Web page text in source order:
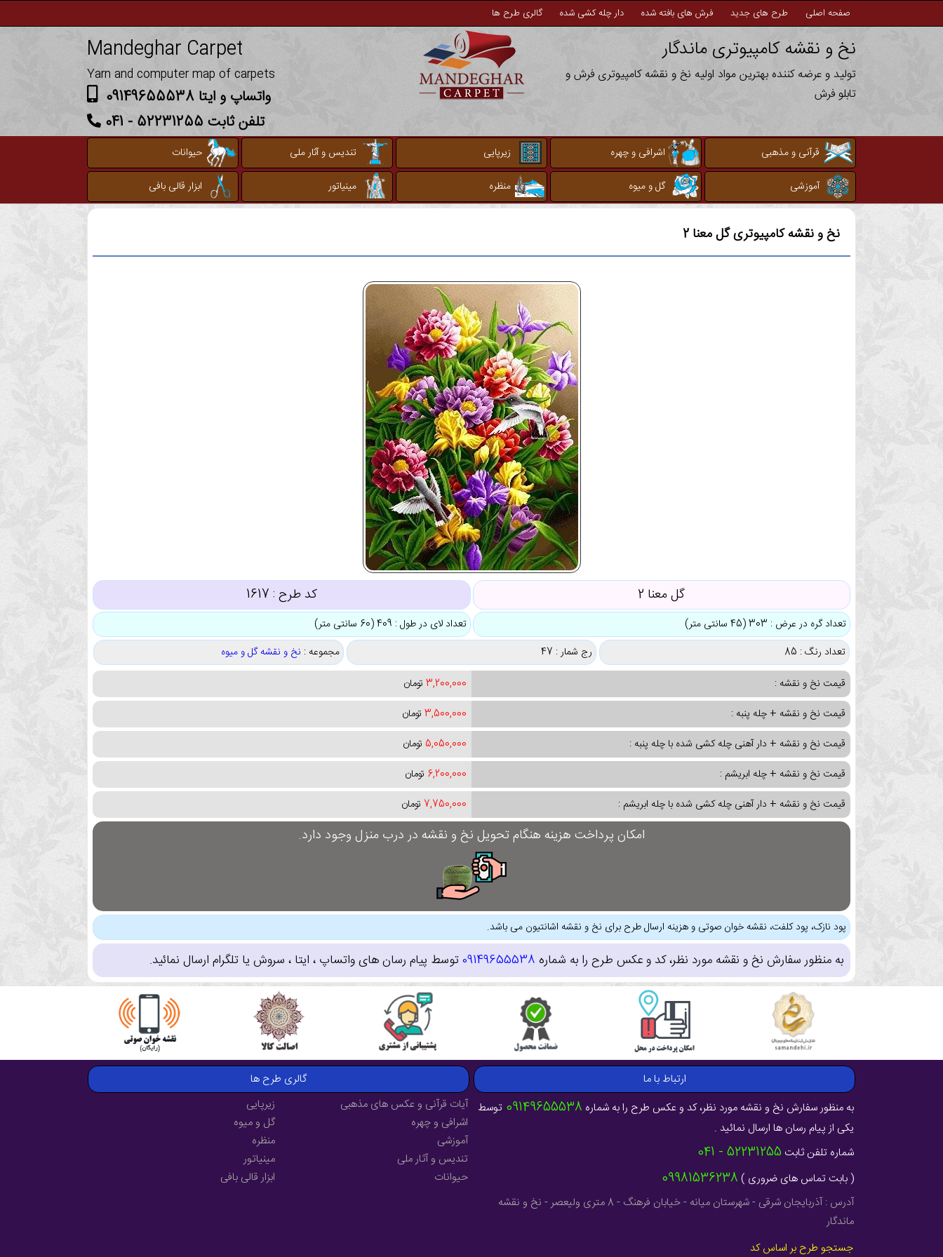
صفحه اصلی طرح های جدید فرش های بافته شده دار چله کشی شده گالری طرح ها
نخ و نقشه کامپیوتری ماندگار
تولید و عرضه کننده بهترین مواد اولیه نخ و نقشه کامپیوتری فرش و
تابلو فرش
Mandeghar Carpet
Yarn and computer map of carpets
واتساپ و ایتا 09149655538
تلفن ثابت 52231255 - 041
قرآنی و مذهبی اشرافی و چهره زیرپایی تندیس و آثار ملی
حیوانات
آموزشی
گل و میوه منظره مینیاتور ابزار قالی بافی
نخ و نقشه کامپیوتریگل معنا 2
گل معنا 2 کد طرح : 1617
تعداد گره در عرض : 303 (45 سانتی متر)
تعداد لای در طول : 409 (60 سانتی متر)
تعداد رنگ : 85
رج شمار : 47 مجموعه : نخ و نقشه گل و میوه
قیمت نخ و نقشه :
3,200,000 تومان
قیمت نخ و نقشه + چله پنبه :
3,500,000 تومان
قیمت نخ و نقشه + دار آهنی چله کشی شده با چله پنبه :
5,050,000 تومان
قیمت نخ و نقشه + چله ابریشم :
6,200,000 تومان
قیمت نخ و نقشه + دار آهنی چله کشی شده با چله ابریشم :
7,750,000 تومان
امکان پرداخت هزینه هنگام تحویل نخ و نقشه در درب منزل وجود دارد.
پود نازک، پود کلفت، نقشه خوان صوتی و هزینه ارسال طرح برای نخ و نقشه اشانتیون می باشد.
به منظور سفارش نخ و نقشه مورد نظر، کد و عکس طرح را به شماره 09149655538توسط پیام رسان های واتساپ ، ایتا ، سروش یا تلگرام ارسال نمائید.
ارتباط با ما
به منظور سفارش نخ و نقشه مورد نظر، کد و عکس طرح را به شماره 09149655538 توسط
یکی از پیام رسان ها ارسال نمائید .
شماره تلفن ثابت 52231255 - 041
( بابت تماس های ضروری ) 09981536238
آدرس : آذربایجان شرقی - شهرستان میانه - خیابان فرهنگ - 8 متری ولیعصر - نخ و نقشه
ماندگار
جستجو طرح بر اساس کد
گالری طرح ها
آیات قرآنی و عکس های مذهبی
اشرافی و چهره
آموزشی
تندیس و آثار ملی
حیوانات
زیرپایی
گل و میوه
منظره
مینیاتور
ابزار قالی بافی